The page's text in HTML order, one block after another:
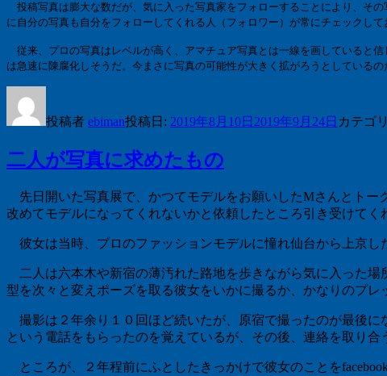
投稿写真は膨大な数だが、気に入った写真家をフォローすることにより、そ
に自分の写真も自分をフォローしてくれる人（フォロワー）が常にチェックして
従来、プロの写真はレベルが高く、アマチュア写真とは一線を画していると
は急速に陳腐化しそうだ。今まさに写真の可能性が大きく拡がろうとして
投稿者 ebiman投稿日: 2019年8月10日 2019年9月24日 カテゴ
二人が写真に求めたもの
先日開いた写真展で、かつてモデルをお願いしたMさんとトー
改めてモデルになってくれないかと依頼したところ引き受けてく
彼女は当時、プロのファッションモデルに憧れ仙台から上京し
二人は六本木や新宿の薄汚れた路地を歩きながら気に入った
型を次々と変えポーズを取る彼女をいかに撮るか、かなりのプレ
撮影は２年余り１０回ほど続いたが、原宿で撮ったのが最後に
という電話をもらったのを覚えているが、その後、連絡を取り合
ところが、２年程前にふとしたきっかけで彼女のことを